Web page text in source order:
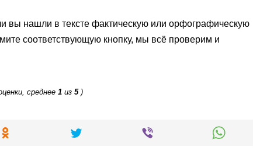
нашли в тексте фактическую или орфографическую
соответствующую кнопку, мы всё проверим и
среднее 1из 5)